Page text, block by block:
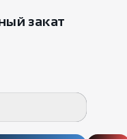
Корзина покупок
закат